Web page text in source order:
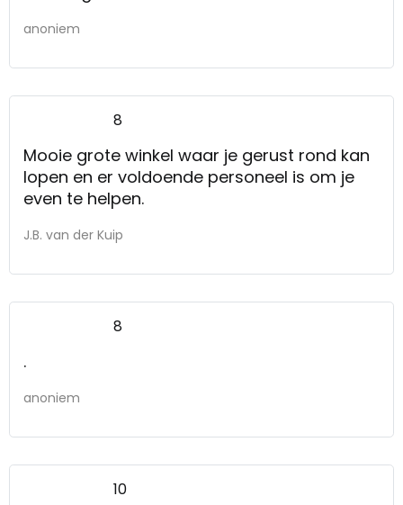
anoniem
8
Mooie grote winkel waar je gerust rond kan
lopen en er voldoende personeel is om je
even te helpen.
J.B. van der Kuip
8
.
anoniem
10